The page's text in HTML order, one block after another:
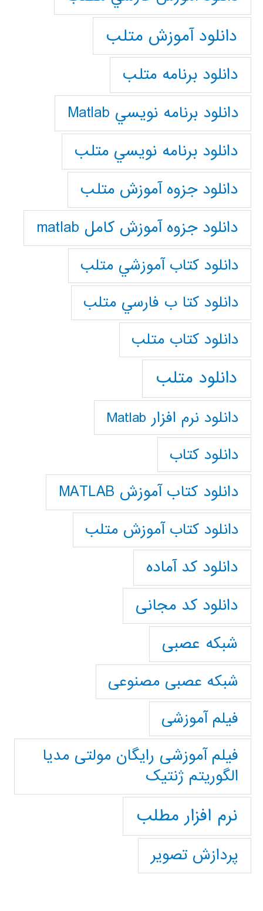
دانلود آموزش متلب
دانلود برنامه متلب
دانلود برنامه نويسي Matlab
دانلود برنامه نويسي متلب
دانلود جزوه آموزش متلب
دانلود جزوه آموزش کامل matlab
دانلود كتاب آموزشي متلب
دانلود كتا ب فارسي متلب
دانلود كتاب متلب
دانلود متلب
دانلود نرم افزار Matlab
دانلود کتاب
دانلود کتاب آموزش MATLAB
دانلود کتاب آموزش متلب
دانلود کد آماده
دانلود کد مجانی
شبکه عصبی
شبکه عصبی مصنوعی
فیلم آموزشی
فیلم آموزشی رایگان مولتی مدیا
الگوریتم ژنتیک
نرم افزار مطلب
پردازش تصویر